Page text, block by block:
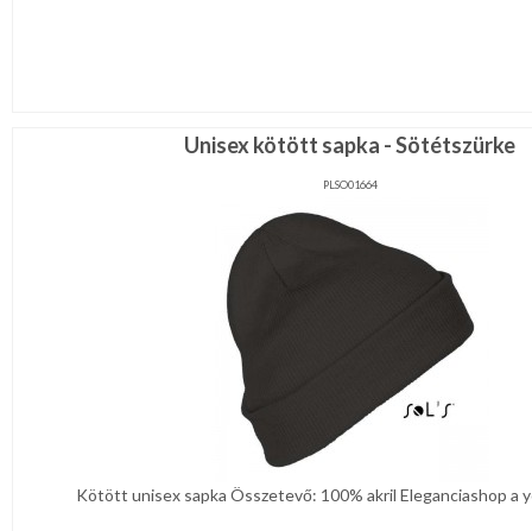
Unisex kötött sapka - Sötétszürke
PLSO01664
Kötött unisex sapka Összetevő: 100% akril Eleganciashop a